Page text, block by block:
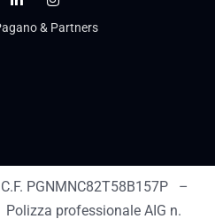
& Partners
PGNMNC82T58B157P –
professionale AIG n.